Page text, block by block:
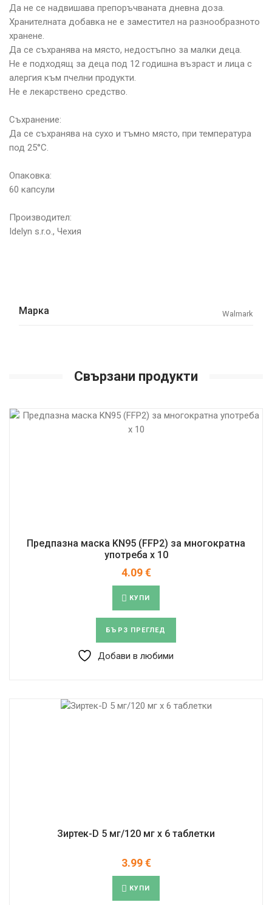
Да не се надвишава препоръчваната дневна доза.
Хранителната добавка не е заместител на разнообразното
хранене.
Да се съхранява на място, недостъпно за малки деца.
Не е подходящ за деца под 12 годишна възраст и лица с
алергия към пчелни продукти.
Не е лекарствено средство.
Съхранение:
Да се съхранява на сухо и тъмно място, при температура
под 25°C.
Опаковка:
60 капсули
Производител:
Idelyn s.r.o., Чехия
Марка Walmark
Свързани продукти
Предпазна маска KN95 (FFP2) за многократна
употреба x 10
4.09€
КУПИ
БЪРЗ ПРЕГЛЕД
Добави в любими
Зиртек-D 5 мг/120 мг x 6 таблетки
3.99€
КУПИ